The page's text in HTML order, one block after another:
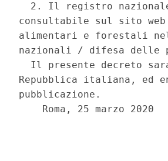
2. Il registro
consultabile sul sito
alimentari e forestali
nazionali / difesa delle
Il presente decreto
Repubblica italiana, ed
pubblicazione.
    Roma, 25 marzo 2020